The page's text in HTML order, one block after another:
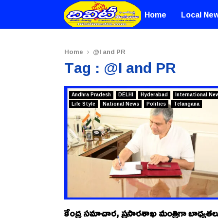
Home Local
Home @I and PR
Tag : @I and PR
Andhra Pradesh DELHI Hyderabad
International
Life Style
National News Politics Telangana
కేంద్ర సమాచార, ప్రసారశాఖ మంత్రిగా